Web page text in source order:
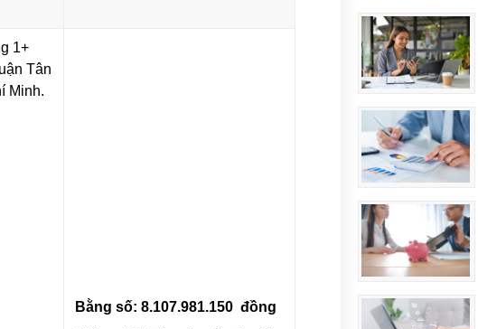
1+
Tân
Minh.
Bằng số: 8.107.981.150 đồng